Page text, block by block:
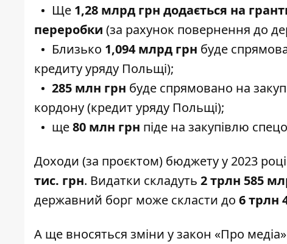
Ще 1,28 млрд грн додається на
переробки (за рахунок повернення до
Близько 1,094 млрд грн буде
кредиту уряду Польщі);
285 млн грн буде спрямовано на
кордону (кредит уряду Польщі);
ще80 млн грн піде на закупівлю
Доходи (за проєктом) бюджету у 2023
тис. грн. Видатки складуть 2 трлн 585
державний борг може скласти до 6 трлн
А ще вносяться зміни узакон «Про